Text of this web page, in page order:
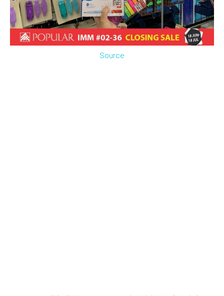
Source